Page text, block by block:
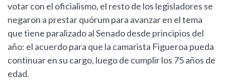
votar con el oficialismo, el resto de los legisladores se
negaron a prestar quórum para avanzar en el tema
que tiene paralizado al Senado desde principios del
año: el acuerdo para que la camarista Figueroa pueda
continuar en su cargo, luego de cumplir los 75 años de
edad.